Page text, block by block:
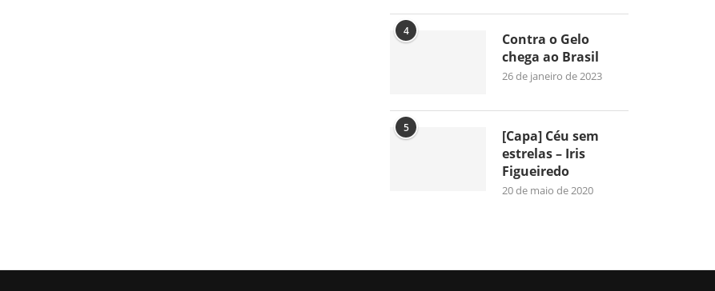
4
Contra o Gelo
chega ao Brasil
26 de janeiro de 2023
5
[Capa] Céu sem
estrelas – Iris
Figueiredo
20 de maio de 2020